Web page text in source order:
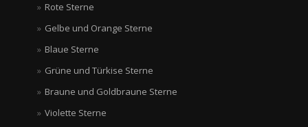
Rote Sterne
Gelbe und Orange Sterne
Blaue Sterne
Grüne und Türkise Sterne
Braune und Goldbraune Sterne
Violette Sterne